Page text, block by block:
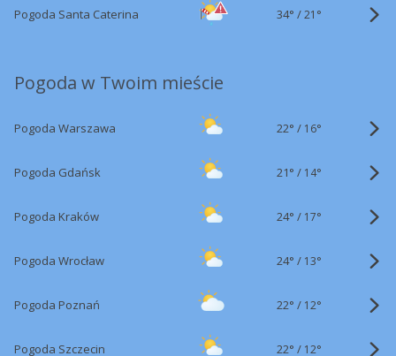
Pogoda Santa Caterina 34° /21°
Pogoda w Twoim mieście
Pogoda Warszawa 22° / 16°
Pogoda Gdańsk 21° / 14°
Pogoda Kraków 24° / 17°
Pogoda Wrocław 24° / 13°
Pogoda Poznań 22° / 12°
Pogoda Szczecin 22° / 12°